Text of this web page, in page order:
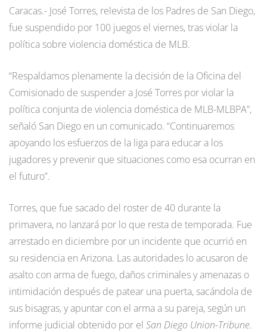
Caracas.- José Torres, relevista de los Padres de San Diego,
fue suspendido por 100 juegos el viernes, tras violar la
política sobre violencia doméstica de MLB.
“Respaldamos plenamente la decisión de la Oficina del
Comisionado de suspender a José Torres por violar la
política conjunta de violencia doméstica de MLB-MLBPA”,
señaló San Diego en un comunicado. “Continuaremos
apoyando los esfuerzos de la liga para educar a los
jugadores y prevenir que situaciones como esa ocurran en
el futuro”.
Torres, que fue sacado del roster de 40 durante la
primavera, no lanzará por lo que resta de temporada. Fue
arrestado en diciembre por un incidente que ocurrió en
su residencia en Arizona. Las autoridades lo acusaron de
asalto con arma de fuego, daños criminales y amenazas o
intimidación después de patear una puerta, sacándola de
sus bisagras, y apuntar con el arma a su pareja, según un
informe judicial obtenido por el San Diego Union-Tribune.